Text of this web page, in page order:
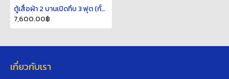
ตู้เสื้อผ้า 2 บานเปิดทึบ 3 ฟุต (กั้นกลาง)
7,600.00฿
เกี่ยวกับเรา